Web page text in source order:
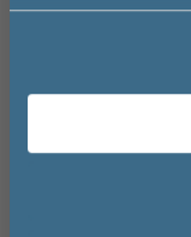
− +
Email